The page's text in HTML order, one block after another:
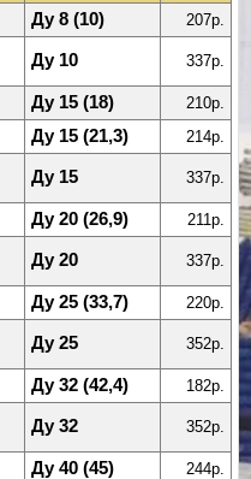
Ду 8 (10)
207р.
Ду 10 337р.
Ду 15 (18)
210р.
Ду 15 (21,3)
214р.
Ду 15 337р.
Ду 20 (26,9)
211р.
Ду 20 337р.
Ду 25 (33,7)
220р.
Ду 25 352р.
Ду 32 (42,4)
182р.
Ду 32 352р.
Ду 40 (45)
244р.